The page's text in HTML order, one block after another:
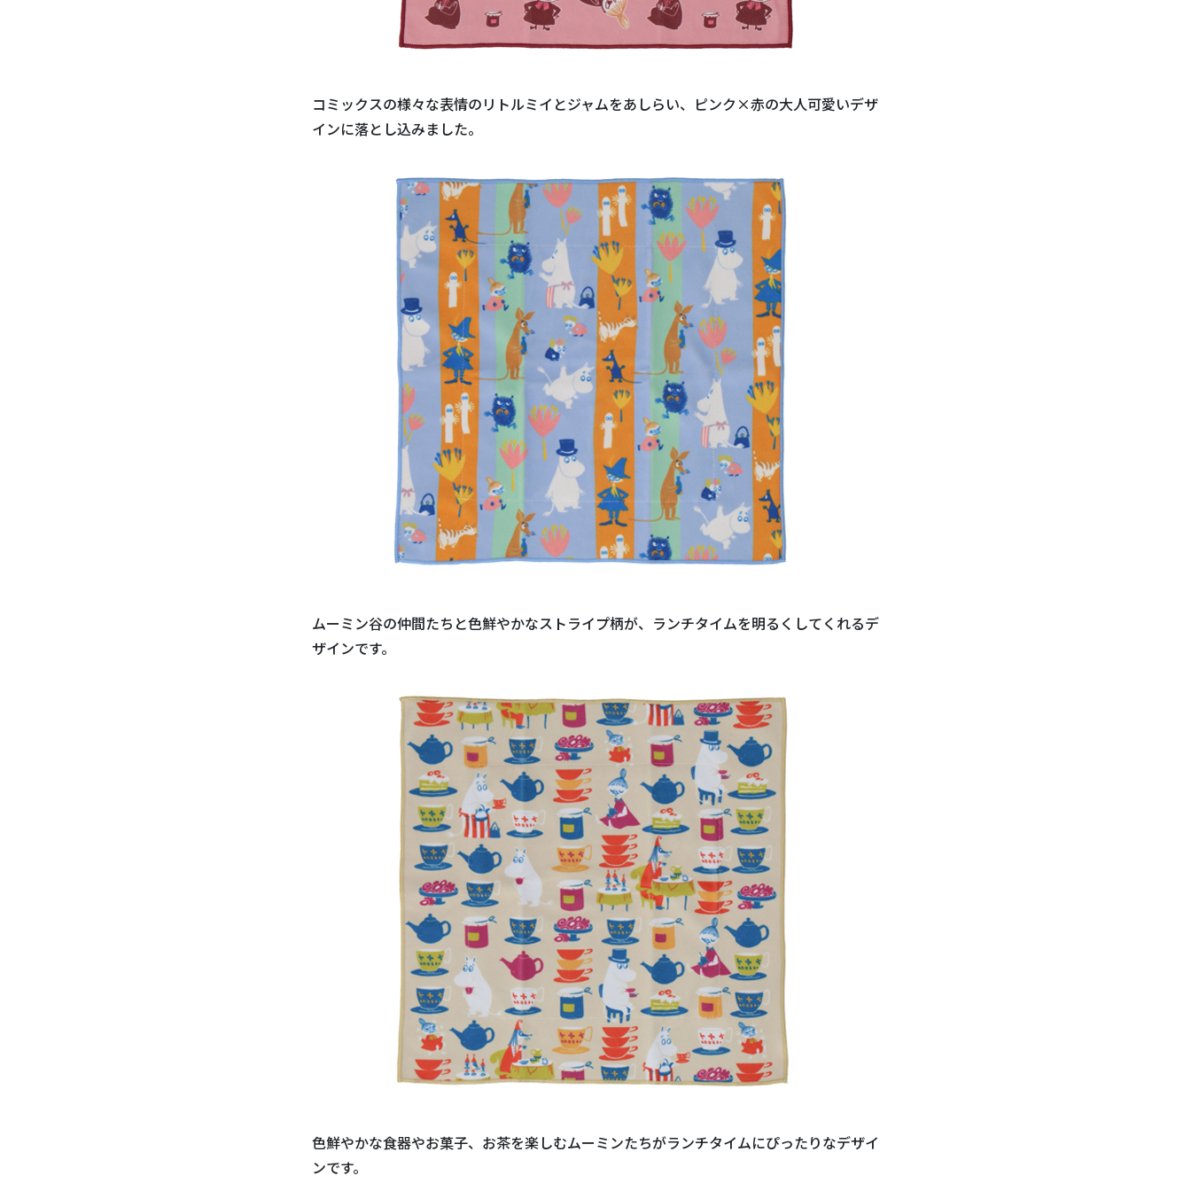
コミックスの様々な表情のリトルミイとジャムをあしらい、ピンク×赤の大人可愛いデザ
インに落とし込みました。
ムーミン谷の仲間たちと色鮮やかなストライプ柄が、ランチタイムを明るくしてくれるデ
ザインです。
色鮮やかな食器やお菓子、お茶を楽しむムーミンたちがランチタイムにぴったりなデザイ
ンです。